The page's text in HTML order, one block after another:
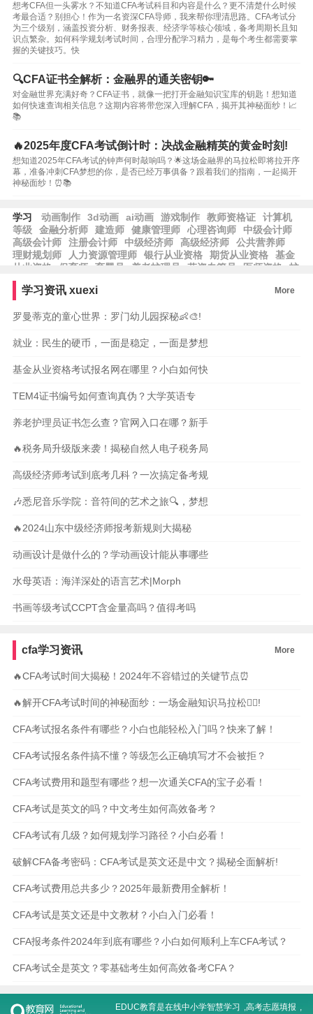
想考CFA但一头雾水？不知道CFA考试科目和内容是什么？更不清楚什么时候
考最合适？别担心！作为一名资深CFA导师，我来帮你理清思路。CFA考试分
为三个级别，涵盖投资分析、财务报表、经济学等核心领域，备考周期长且知
识点繁杂。如何科学规划考试时间，合理分配学习精力，是每个考生都需要掌
握的关键技巧。快
🔍CFA证书全解析：金融界的通关密钥🔑
对金融世界充满好奇？CFA证书，就像一把打开金融知识宝库的钥匙！想知道
如何快速查询相关信息？这期内容将带您深入理解CFA，揭开其神秘面纱！📈
📚
🔥2025年度CFA考试倒计时：决战金融精英的黄金时刻!
想知道2025年CFA考试的钟声何时敲响吗？🌟这场金融界的马拉松即将拉开序
幕，准备冲刺CFA梦想的你，是否已经万事俱备？跟着我们的指南，一起揭开
神秘面纱！⏰📚
学习 动画制作 3d动画 ai动画 游戏制作 教师资格证
计算机
等级
金融分析师 建造师 健康管理师 心理咨询师
中级会计师
高级会计师
注册会计师 中级经济师 高级经济师
公共营养师
理财规划师
人力资源管理师 银行从业资格 期货从业资格
基金
从业资格
保育师 育婴员 养老护理员 劳资专管员 医师资格
护
士资格
学习资讯 xuexi More
罗曼蒂克的童心世界：罗门幼儿园探秘👶🎨!
就业：民生的硬币，一面是稳定，一面是梦想
基金从业资格考试报名网在哪里？小白如何快
TEM4证书编号如何查询真伪？大学英语专
养老护理员证书怎么查？官网入口在哪？新手
🔥税务局升级版来袭！揭秘自然人电子税务局
高级经济师考试到底考几科？一次搞定备考规
🎶悉尼音乐学院：音符间的艺术之旅🔍，梦想
🔥2024山东中级经济师报考新规则大揭秘
动画设计是做什么的？学动画设计能从事哪些
水母英语：海洋深处的语言艺术|Morph
书画等级考试CCPT含金量高吗？值得考吗
cfa学习资讯 More
🔥CFA考试时间大揭秘！2024年不容错过的关键节点⏰
🔥解开CFA考试时间的神秘面纱：一场金融知识马拉松🏃‍♀️!
CFA考试报名条件有哪些？小白也能轻松入门吗？快来了解！
CFA考试报名条件搞不懂？等级怎么正确填写才不会被拒？
CFA考试费用和题型有哪些？想一次通关CFA的宝子必看！
CFA考试是英文的吗？中文考生如何高效备考？
CFA考试有几级？如何规划学习路径？小白必看！
破解CFA备考密码：CFA考试是英文还是中文？揭秘全面解析!
CFA考试费用总共多少？2025年最新费用全解析！
CFA考试是英文还是中文教材？小白入门必看！
CFA报考条件2024年到底有哪些？小白如何顺利上车CFA考试？
CFA考试全是英文？零基础考生如何高效备考CFA？
EDUC教育是在线中小学智慧学习 ,高考志愿填报 ,